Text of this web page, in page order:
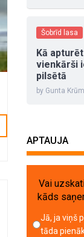
Šobrīd lasa
Kā
vienkārši
pilsētā
by Gunta
APTAUJA
Vai
kāds
Jā, ja viņš
tāda